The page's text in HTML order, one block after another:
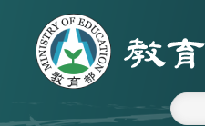
跳到主要內容區塊